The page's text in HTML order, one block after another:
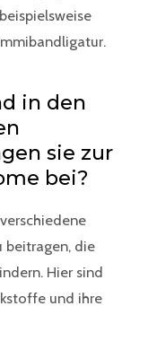
in den
sie zur
bei?
beitragen, die
Hier sind
und ihre